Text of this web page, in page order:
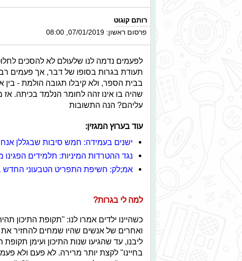
רותם קוגוט
פרסום ראשון: 07/01/2019, 08:00
לפעמים נדמה לנו שלעולם לא להסכים
תעודת בגרות בסופו של דבר, אך פעמים
בבית הספר, ולא קיבלו תגובה הולמת - בין
שהיה בו אינו זהה לחומר הנלמד בכיתה.
עליהם? הנה התשובות
עוד בערוץ המגזין:
ישנים בעמידה: חמש סיבות שבגללן
נגד ההטרדות המיניות: תלמידים הפגינו
אמ;לק: חשיפת התפריט הטבעוני החדש
למה לי בגרות?
כשהיינו ילדים אמרו לנו: ''תקופת התיכון
ואחרים של אנשים שהיו שמחים להחזיר
ליבנו, עד שהגיעו שנות התיכון ועימן
בחיינו'' לקצת יותר מרירה. לא פעם ולא